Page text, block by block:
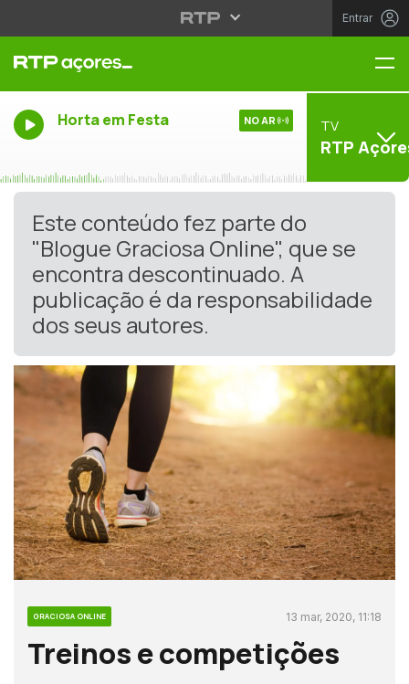
Entrar
Horta em Festa NO AR TV
RTP
Este conteúdo fez parte do
"Blogue Graciosa Online", que se
encontra descontinuado. A
publicação é da responsabilidade
dos seus autores.
GRACIOSA ONLINE 13 mar, 2020, 11:18
Treinos e competições